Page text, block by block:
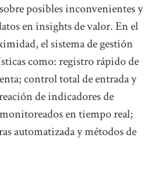
posibles inconvenientes y
en insights de valor. En el
el sistema de gestión
como: registro rápido de
control total de entrada y
de indicadores de
en tiempo real;
automatizada y métodos de